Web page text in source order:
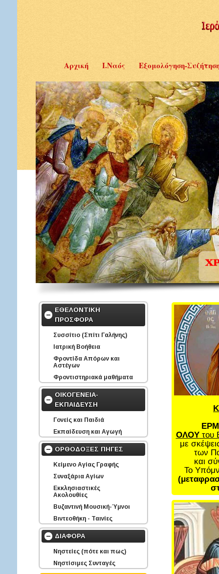
Αρχική Ι.Ναός Εξομολόγηση-
ΕΘΕΛΟΝΤΙΚΗ
ΠΡΟΣΦΟΡΑ
Συσσίτιο (Σπίτι Γαλήνης)
Ιατρική Βοήθεια
Φροντίδα Απόρων και
Αστέγων
Φροντιστηριακά μαθήματα
ΟΙΚΟΓΕΝΕΙΑ-
ΕΚΠΑΙΔΕΥΣΗ
Γονείς και Παιδιά
Εκπαίδευση και Αγωγή
ΟΡΘΟΔΟΞΕΣ ΠΗΓΕΣ
Κείμενο Αγίας Γραφής
Συναξάρια Αγίων
Εκκλησιαστικές
Ακολουθίες
Βυζαντινή Μουσική-Ύμνοι
Βιντεοθήκη - Ταινίες
ΔΙΑΦΟΡΑ
Νηστείες (πότε και πως)
Νηστίσιμες Συνταγές
ΟΛΟΥτου
με
των
και
Το